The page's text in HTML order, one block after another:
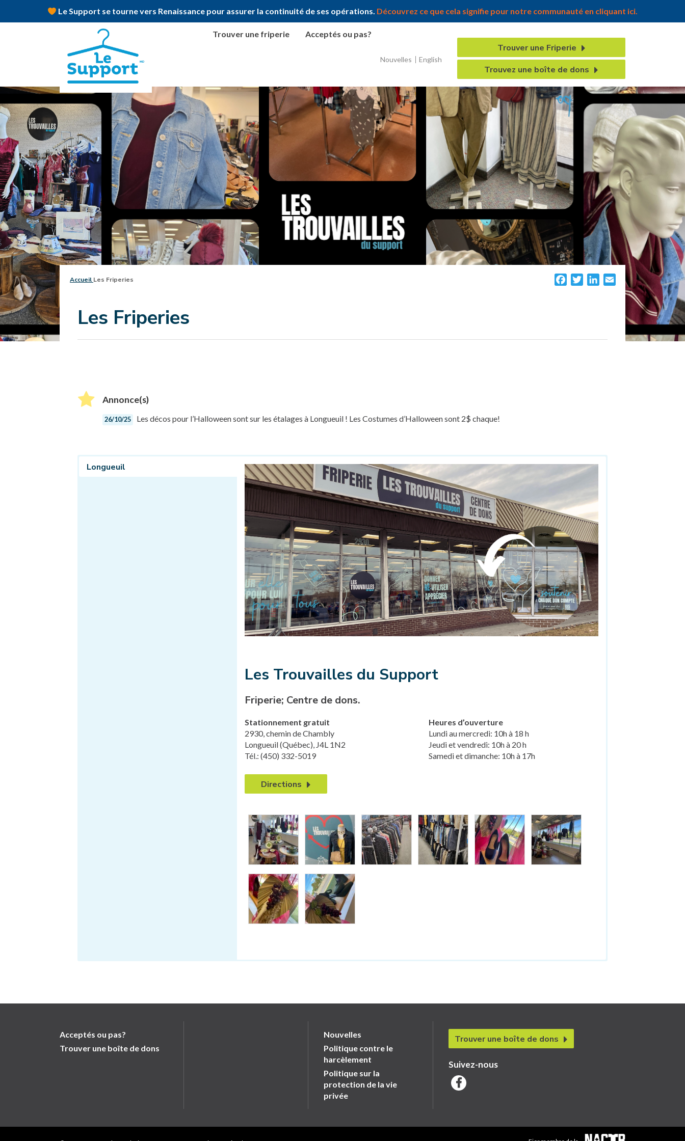
Le Support se tourne vers Renaissance pour assurer la continuité de ses opérations. Découvrez ce que cela signifie pour notre communauté en cliquant ici.
Nouvelles English
Trouver une Friperie
Trouvez une boîte de dons
Trouver une friperie Acceptés ou pas?
Accueil Les Friperies
Les Friperies
Facebook
TwitterLinkedIn
Email
Annonce(s)
26/10/25 Les décos pour l’Halloween sont sur les étalages à Longueuil ! Les Costumes d’Halloween sont 2$ chaque!
Longueuil
Les Trouvailles du Support
Friperie; Centre de dons.
Stationnement gratuit
2930, chemin de Chambly
Longueuil (Québec), J4L 1N2
Tél.: (450) 332-5019
Heures d’ouverture
Lundi au mercredi: 10h à 18 h
Jeudi et vendredi: 10h à 20 h
Samedi et dimanche: 10h à 17h
Directions
Acceptés ou pas?
Trouver une boîte de dons
Nouvelles
Politique contre le
harcèlement
Politique sur la
protection de la vie
privée
Trouver une boîte de dons
Suivez-nous